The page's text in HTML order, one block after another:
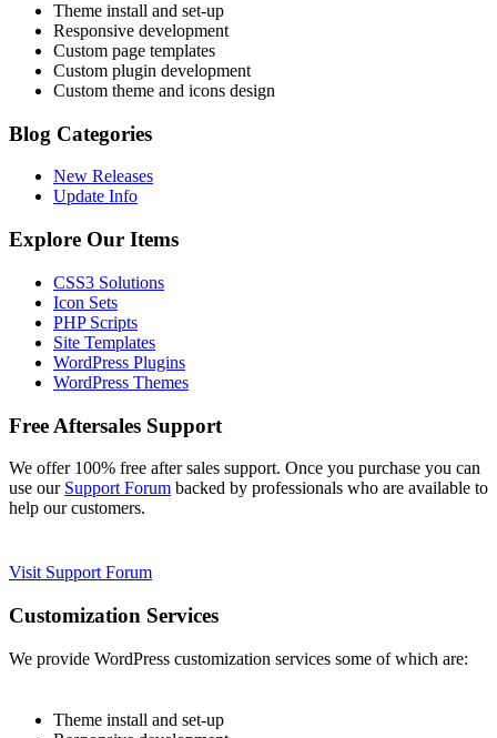
Theme install and set-up
Responsive development
Custom page templates
Custom plugin development
Custom theme and icons design
Blog Categories
New Releases
Update Info
Explore Our Items
CSS3 Solutions
Icon Sets
PHP Scripts
Site Templates
WordPress Plugins
WordPress Themes
Free Aftersales Support
We offer 100% free after sales support. Once you purchase you can
use our Support Forum backed by professionals who are available to
help our customers.
Visit Support Forum
Customization Services
We provide WordPress customization services some of which are:
Theme install and set-up